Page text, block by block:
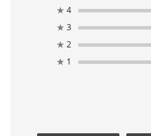
★ 4
★ 3
★ 2
★ 1